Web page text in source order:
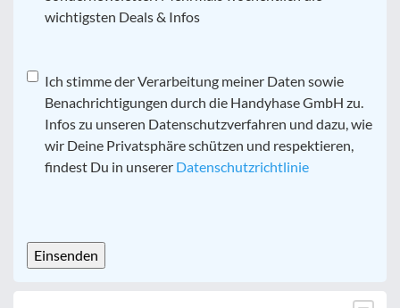
wichtigsten Deals & Infos
Datenschutz*
Ich stimme der Verarbeitung meiner Daten sowie
Benachrichtigungen durch die Handyhase GmbH zu.
Infos zu unseren Datenschutzverfahren und dazu, wie
wir Deine Privatsphäre schützen und respektieren,
findest Du in unserer Datenschutzrichtlinie